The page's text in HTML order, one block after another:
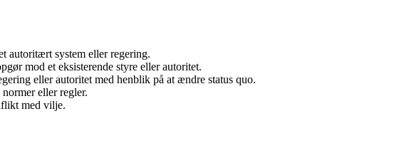
autoritært system eller regering.
mod et eksisterende styre eller autoritet.
eller autoritet med henblik på at ændre status quo.
eller regler.
med vilje.